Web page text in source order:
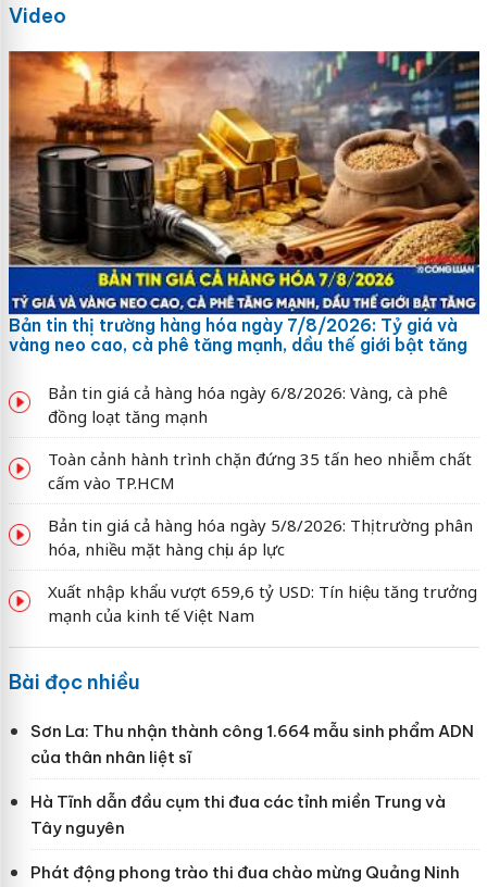
Video
Bản tin thị trường hàng hóa ngày 7/8/2026: Tỷ giá và
vàng neo cao, cà phê tăng mạnh, dầu thế giới bật tăng
Bản tin giá cả hàng hóa ngày 6/8/2026: Vàng, cà phê
đồng loạt tăng mạnh
Toàn cảnh hành trình chặn đứng 35 tấn heo nhiễm chất
cấm vào TP.HCM
Bản tin giá cả hàng hóa ngày 5/8/2026: Thị trường phân
hóa, nhiều mặt hàng chịu áp lực
Xuất nhập khẩu vượt 659,6 tỷ USD: Tín hiệu tăng trưởng
mạnh của kinh tế Việt Nam
Bài đọc nhiều
Sơn La: Thu nhận thành công 1.664 mẫu sinh phẩm ADN
của thân nhân liệt sĩ
Hà Tĩnh dẫn đầu cụm thi đua các tỉnh miền Trung và
Tây nguyên
Phát động phong trào thi đua chào mừng Quảng Ninh